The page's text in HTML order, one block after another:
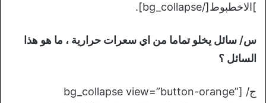
]الاخطبوط[/bg_collapse].
س/ سائل يخلو تماما من اي سعرات حرارية ، ما هو هذا
السائل ؟
ج/ [bg_collapse view=”button-orange”